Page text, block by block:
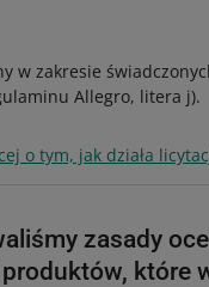
w zakresie
Allegro, litera j).
o tym, jak działa
zasady
które